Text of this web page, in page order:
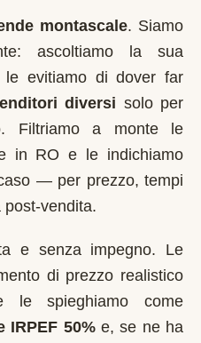
montascale. Siamo
ascoltiamo la sua
evitiamo di dover far
diversi solo per
Filtriamo a monte le
in RO e le indichiamo
— per prezzo, tempi
vendita.
e senza impegno. Le
di prezzo realistico
le spieghiamo come
IRPEF 50%e, se ne ha